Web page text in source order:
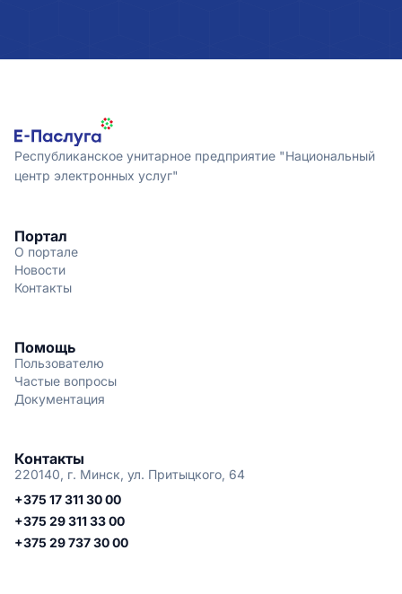
Республиканское унитарное предприятие "Национальный
центр электронных услуг"
Портал
О портале
Новости
Контакты
Помощь
Пользователю
Частые вопросы
Документация
Контакты
220140, г. Минск, ул. Притыцкого, 64
+375 17 311 30 00
+375 29 311 33 00
+375 29 737 30 00